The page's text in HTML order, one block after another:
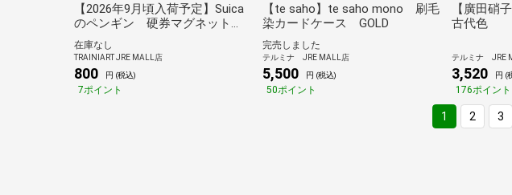
【2026年9月頃入荷予定】Suica
のペンギン 硬券マグネット
（東京駅）
在庫なし
TRAINIART JRE MALL店
800 円 (税込)
7ポイント
【te saho】te saho mono 刷毛
染カードケース GOLD
完売しました
テルミナ JRE MALL店
5,500 円 (税込)
50ポイント
【廣田硝
古代色
テルミナ JRE
3,520 円 (
176ポイント
1 2 3